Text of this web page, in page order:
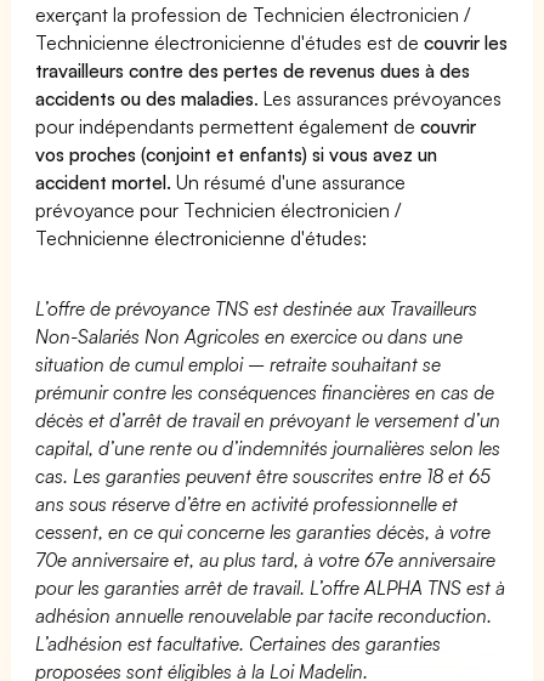
exerçant la profession de Technicien électronicien /
Technicienne électronicienne d'études est decouvrir les
travailleurs contre des pertes de revenus dues à des
accidents ou des maladies. Les assurances prévoyances
pour indépendants permettent également decouvrir
vos proches (conjoint et enfants) si vous avez un
accident mortel. Un résumé d'une assurance
prévoyance pour Technicien électronicien /
Technicienne électronicienne d'études:
L’offre de prévoyance TNS est destinée aux Travailleurs
Non-Salariés Non Agricoles en exercice ou dans une
situation de cumul emploi – retraite souhaitant se
prémunir contre les conséquences financières en cas de
décès et d’arrêt de travail en prévoyant le versement d’un
capital, d’une rente ou d’indemnités journalières selon les
cas. Les garanties peuvent être souscrites entre 18 et 65
ans sous réserve d’être en activité professionnelle et
cessent, en ce qui concerne les garanties décès, à votre
70e anniversaire et, au plus tard, à votre 67e anniversaire
pour les garanties arrêt de travail. L’offre ALPHA TNS est à
adhésion annuelle renouvelable par tacite reconduction.
L’adhésion est facultative. Certaines des garanties
proposées sont éligibles à la Loi Madelin.